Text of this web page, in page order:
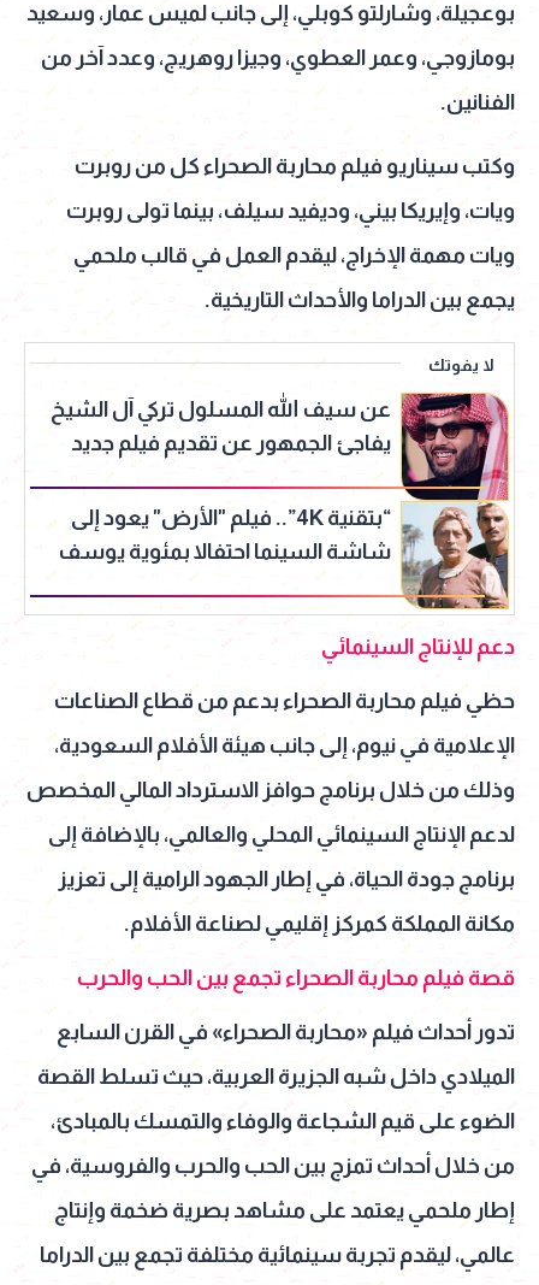
بوعجيلة، وشارلتو كوبلي، إلى جانب لميس عمار، وسعيد
بومازوجي، وعمر العطوي، وجيزا روهريج، وعدد آخر من
الفنانين.
وكتب سيناريو فيلم محاربة الصحراء كل من روبرت
ويات، وإيريكا بيني، وديفيد سيلف، بينما تولى روبرت
ويات مهمة الإخراج، ليقدم العمل في قالب ملحمي
يجمع بين الدراما والأحداث التاريخية.
لا يفوتك
عن سيف الله المسلول تركي آل الشيخ
يفاجئ الجمهور عن تقديم فيلم جديد
يوثق «معركة اليرموك»
“بتقنية 4K”.. فيلم "الأرض" يعود إلى
شاشة السينما احتفالا بمئوية يوسف
دعم للإنتاج السينمائي
حظي فيلم محاربة الصحراء بدعم من قطاع الصناعات
الإعلامية في نيوم، إلى جانب هيئة الأفلام السعودية،
وذلك من خلال برنامج حوافز الاسترداد المالي المخصص
لدعم الإنتاج السينمائي المحلي والعالمي، بالإضافة إلى
برنامج جودة الحياة، في إطار الجهود الرامية إلى تعزيز
مكانة المملكة كمركز إقليمي لصناعة الأفلام.
قصة فيلم محاربة الصحراء تجمع بين الحب والحرب
تدور أحداث فيلم «محاربة الصحراء» في القرن السابع
الميلادي داخل شبه الجزيرة العربية، حيث تسلط القصة
الضوء على قيم الشجاعة والوفاء والتمسك بالمبادئ،
من خلال أحداث تمزج بين الحب والحرب والفروسية، في
إطار ملحمي يعتمد على مشاهد بصرية ضخمة وإنتاج
عالمي، ليقدم تجربة سينمائية مختلفة تجمع بين الدراما